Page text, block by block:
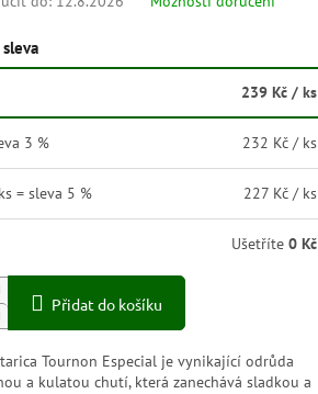
239 Kč / ks
3 % 232 Kč / ks
= sleva 5 % 227 Kč / ks
Ušetříte0 Kč
Přidat do košíku
Tournon Especial je vynikající odrůda
a kulatou chutí, která zanechává sladkou a